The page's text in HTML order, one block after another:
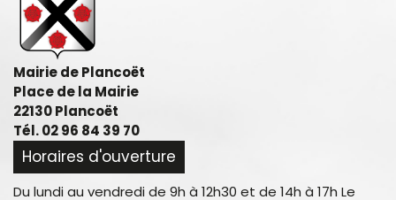
Mairie de Plancoët
Place de la Mairie
22130 Plancoët
Tél. 02 96 84 39 70
Horaires d'ouverture
Du lundi au vendredi de 9h à 12h30 et de 14h à 17h Le